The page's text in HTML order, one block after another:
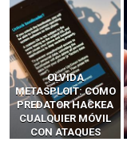
OLVIDA
METASPLOIT: CÓMO
PREDATOR HACKEA
CUALQUIER MÓVIL
CON ATAQUES